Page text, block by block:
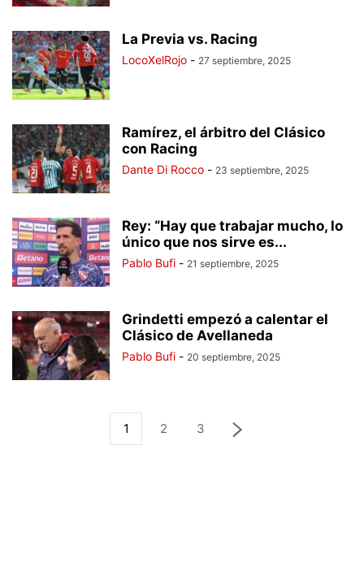
La Previa vs. Racing
LocoXelRojo - 27 septiembre, 2025
Ramírez, el árbitro del Clásico
con Racing
Dante Di Rocco - 23 septiembre, 2025
Rey: “Hay que trabajar mucho, lo
único que nos sirve es...
Pablo Bufi - 21 septiembre, 2025
Grindetti empezó a calentar el
Clásico de Avellaneda
Pablo Bufi - 20 septiembre, 2025
1 2 3